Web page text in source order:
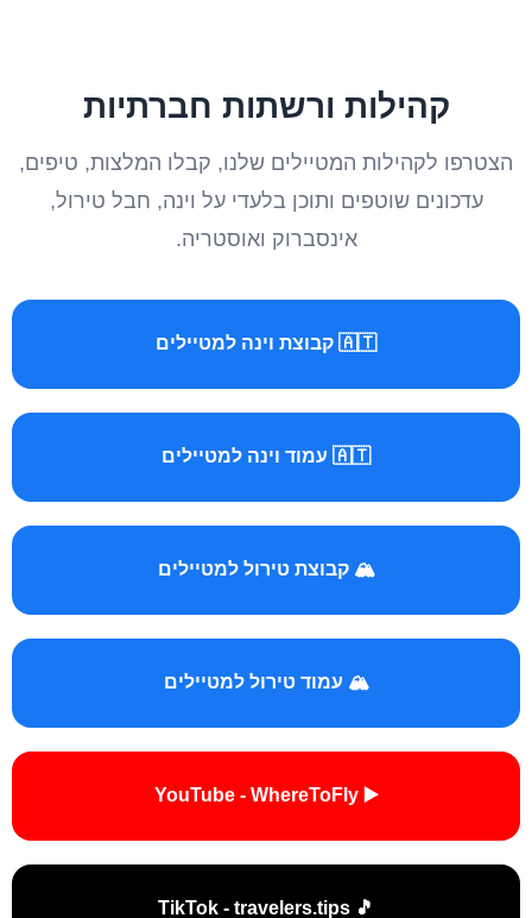
קהילות ורשתות חברתיות
הצטרפו לקהילות המטיילים שלנו, קבלו המלצות, טיפים,
עדכונים שוטפים ותוכן בלעדי על וינה, חבל טירול,
אינסברוק ואוסטריה.
🇦🇹 קבוצת וינה למטיילים
🇦🇹 עמוד וינה למטיילים
🏔️ קבוצת טירול למטיילים
🏔️ עמוד טירול למטיילים
▶️ YouTube - WhereToFly
🎵 TikTok - travelers.tips